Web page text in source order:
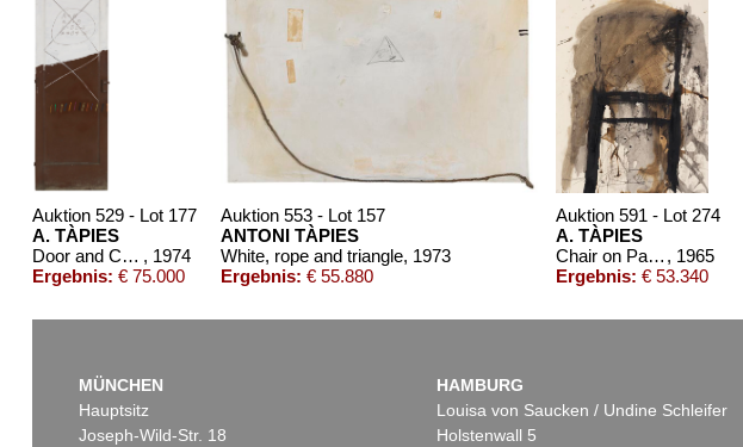
Auktion 529 - Lot 177
A. TÀPIES
Door and Colors , 1974
Ergebnis: € 75.000
Auktion 553 - Lot 157
ANTONI TÀPIES
White, rope and triangle, 1973
Ergebnis: € 55.880
Auktion 591 - Lot 274
A. TÀPIES
Chair on Paper , 1965
Ergebnis: € 53.340
MÜNCHEN
Hauptsitz
Joseph-Wild-Str. 18
HAMBURG
Louisa von Saucken / Undine Schleifer
Holstenwall 5